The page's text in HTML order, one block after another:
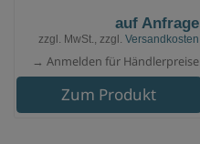
auf Anfrage
zzgl. MwSt., zzgl. Versandkosten
→ Anmelden für Händlerpreise
Zum Produkt